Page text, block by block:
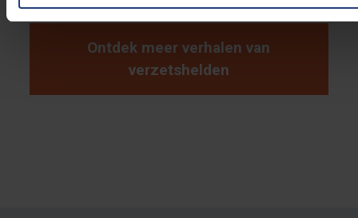
Ontdek meer verhalen van
verzetshelden